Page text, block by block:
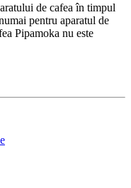
de cafea în timpul
pentru aparatul de
Pipamoka nu este